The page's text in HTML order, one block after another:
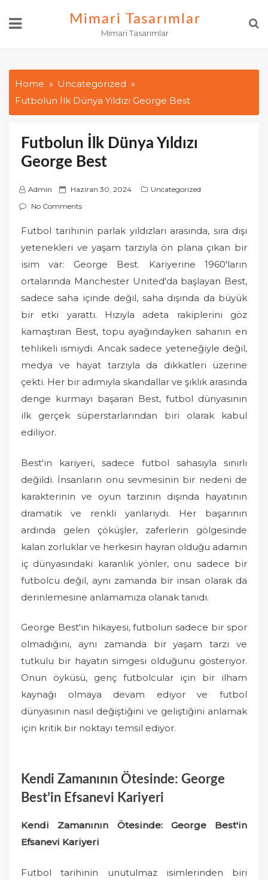
Mimari Tasarımlar
Mimari Tasarımlar
Home
Uncategorized
Futbolun İlk Dünya Yıldızı George Best
Futbolun İlk Dünya Yıldızı
George Best
Admin
P
o
t
e
Haziran 30, 2024
Uncategorized
No Comments
Futbol tarihinin parlak yıldızları arasında, sıra dışı
yetenekleri ve yaşam tarzıyla ön plana çıkan bir
isim var: George Best. Kariyerine 1960'ların
ortalarında Manchester United'da başlayan Best,
sadece saha içinde değil, saha dışında da büyük
bir etki yarattı. Hızıyla adeta rakiplerini göz
kamaştıran Best, topu ayağındayken sahanın en
tehlikeli ismiydi. Ancak sadece yeteneğiyle değil,
medya ve hayat tarzıyla da dikkatleri üzerine
çekti. Her bir adımıyla skandallar ve şıklık arasında
denge kurmayı başaran Best, futbol dünyasının
ilk gerçek süperstarlarından biri olarak kabul
ediliyor.
Best'in kariyeri, sadece futbol sahasıyla sınırlı
değildi. İnsanların onu sevmesinin bir nedeni de
karakterinin ve oyun tarzının dışında hayatının
dramatik ve renkli yanlarıydı. Her başarının
ardında gelen çöküşler, zaferlerin gölgesinde
kalan zorluklar ve herkesin hayran olduğu adamın
iç dünyasındaki karanlık yönler, onu sadece bir
futbolcu değil, aynı zamanda bir insan olarak da
derinlemesine anlamamıza olanak tanıdı.
George Best'in hikayesi, futbolun sadece bir spor
olmadığını, aynı zamanda bir yaşam tarzı ve
tutkulu bir hayatın simgesi olduğunu gösteriyor.
Onun öyküsü, genç futbolcular için bir ilham
kaynağı olmaya devam ediyor ve futbol
dünyasının nasıl değiştiğini ve geliştiğini anlamak
için kritik bir noktayı temsil ediyor.
Kendi Zamanının Ötesinde: George
Best’in Efsanevi Kariyeri
Kendi Zamanının Ötesinde: George Best'in
Efsanevi Kariyeri
Futbol tarihinin unutulmaz isimlerinden biri